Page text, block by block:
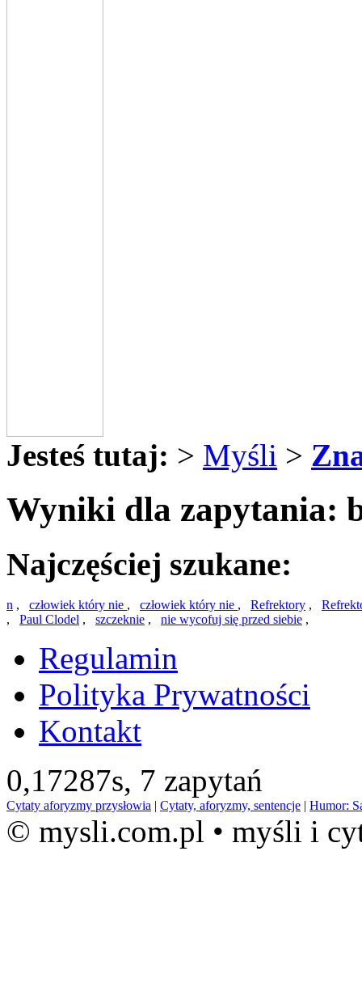
Jesteś tutaj: > Myśli >
Wyniki dla zapytania:
Najczęściej szukane:
n , człowiek który nie , człowiek który nie , Refrektory ,
, Paul Clodel , szczeknie , nie wycofuj się przed siebie ,
Regulamin
Polityka Prywatności
Kontakt
0,17287s, 7 zapytań
Cytaty aforyzmy przysłowia | Cytaty, aforyzmy, sentencje | Humor:
© mysli.com.pl • myśli i